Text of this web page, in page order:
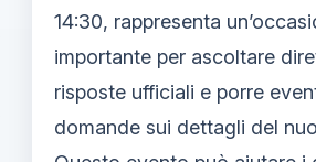
14:30, rappresenta
importante per ascoltare
risposte ufficiali e porre
domande sui dettagli del